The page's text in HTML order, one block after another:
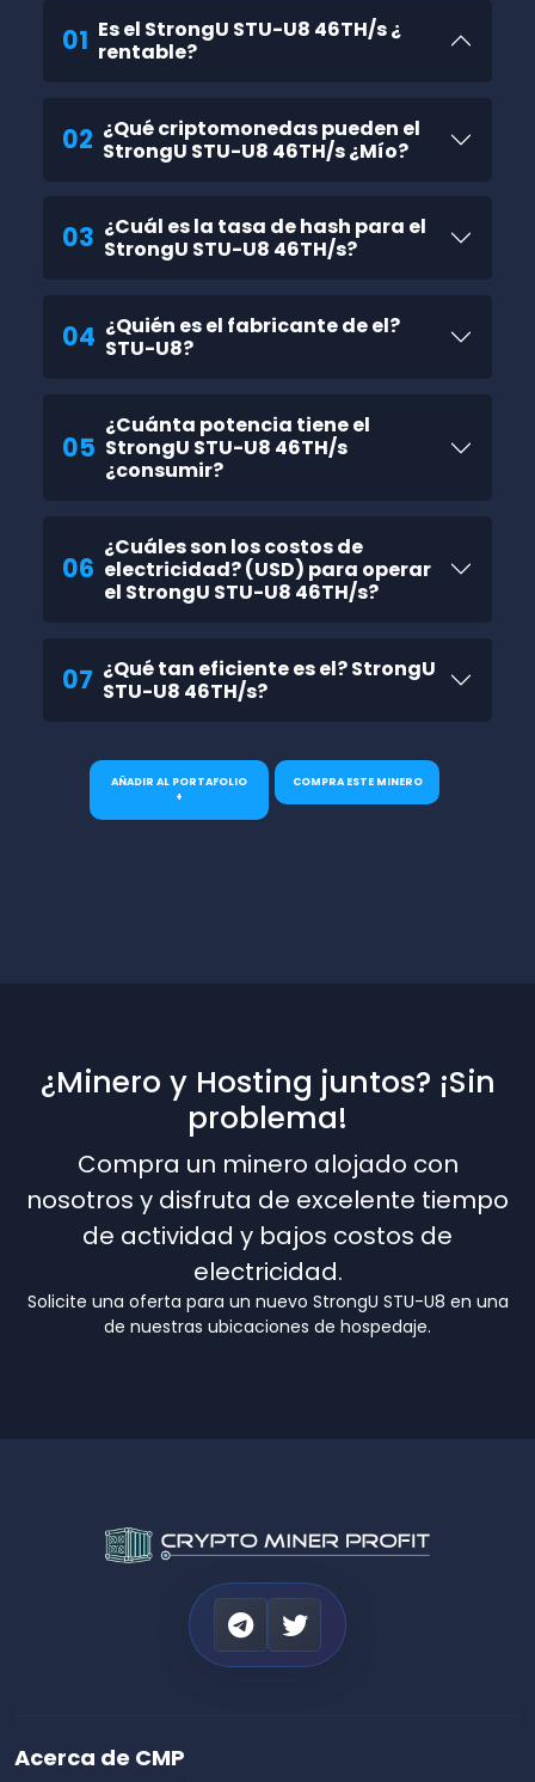
01 Es el StrongU STU-U8 46TH/s ¿
rentable?
02 ¿Qué criptomonedas pueden el
StrongU STU-U8 46TH/s ¿Mío?
03 ¿Cuál es la tasa de hash para el
StrongU STU-U8 46TH/s?
04 ¿Quién es el fabricante de el?
STU-U8?
05
¿Cuánta potencia tiene el
StrongU STU-U8 46TH/s
¿consumir?
06
¿Cuáles son los costos de
electricidad? (USD) para operar
el StrongU STU-U8 46TH/s?
07 ¿Qué tan eficiente es el? StrongU
STU-U8 46TH/s?
AÑADIR AL PORTAFOLIO
+
COMPRA ESTE MINERO
¿Minero y Hosting juntos? ¡Sin
problema!
Compra un minero alojado con
nosotros y disfruta de excelente tiempo
de actividad y bajos costos de
electricidad.
Solicite una oferta para un nuevo StrongU STU-U8 en una
de nuestras ubicaciones de hospedaje.
Acerca de CMP